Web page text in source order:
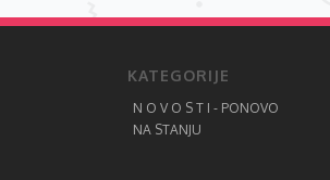
KATEGORIJE
N O V O S T I - PONOVO
NA STANJU